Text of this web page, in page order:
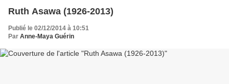
Ruth Asawa (1926-2013)
Publié le 02/12/2014 à 10:51
Par Anne-Maya Guérin